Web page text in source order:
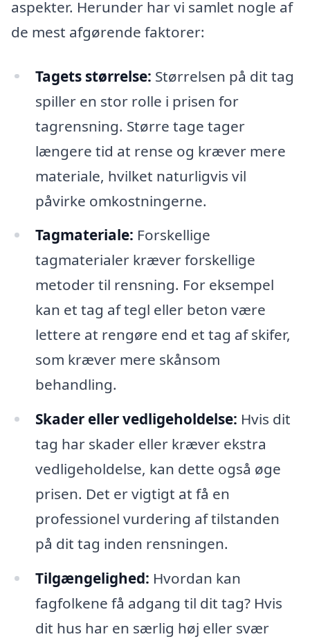
aspekter. Herunder har vi samlet nogle af
de mest afgørende faktorer:
Tagets størrelse: Størrelsen på dit tag
spiller en stor rolle i prisen for
tagrensning. Større tage tager
længere tid at rense og kræver mere
materiale, hvilket naturligvis vil
påvirke omkostningerne.
Tagmateriale: Forskellige
tagmaterialer kræver forskellige
metoder til rensning. For eksempel
kan et tag af tegl eller beton være
lettere at rengøre end et tag af skifer,
som kræver mere skånsom
behandling.
Skader eller vedligeholdelse: Hvis dit
tag har skader eller kræver ekstra
vedligeholdelse, kan dette også øge
prisen. Det er vigtigt at få en
professionel vurdering af tilstanden
på dit tag inden rensningen.
Tilgængelighed: Hvordan kan
fagfolkene få adgang til dit tag? Hvis
dit hus har en særlig høj eller svær